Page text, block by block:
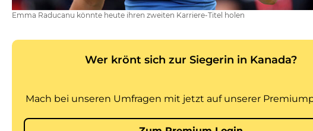
Emma Raducanu könnte heute ihren zweiten Karriere-Titel holen